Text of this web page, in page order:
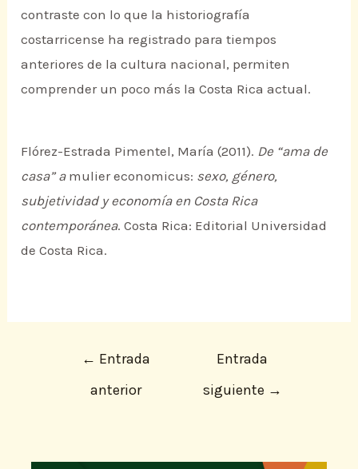
contraste con lo que la historiografía
costarricense ha registrado para tiempos
anteriores de la cultura nacional, permiten
comprender un poco más la Costa Rica actual.
Flórez-Estrada Pimentel, María (2011). De “ama de
casa” a mulier economicus: sexo, género,
subjetividad y economía en Costa Rica
contemporánea. Costa Rica: Editorial Universidad
de Costa Rica.
← Entrada
anterior
Entrada
siguiente →